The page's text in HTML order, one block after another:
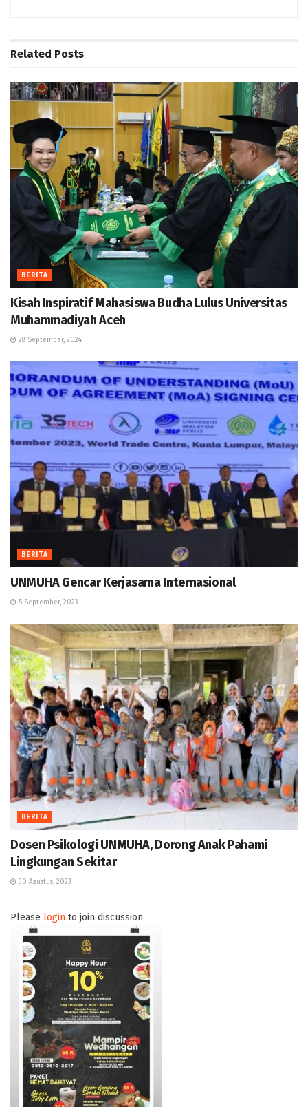
Related Posts
BERITA
Kisah Inspiratif Mahasiswa Budha Lulus Universitas
Muhammadiyah Aceh
28 September, 2024
BERITA
UNMUHA Gencar Kerjasama Internasional
5 September, 2023
BERITA
Dosen Psikologi UNMUHA, Dorong Anak Pahami
Lingkungan Sekitar
30 Agustus, 2023
Please login to join discussion